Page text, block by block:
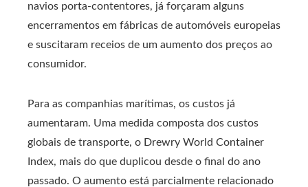
navios porta-contentores, já forçaram alguns
encerramentos em fábricas de automóveis europeias
e suscitaram receios de um aumento dos preços ao
consumidor.
Para as companhias marítimas, os custos já
aumentaram. Uma medida composta dos custos
globais de transporte, o Drewry World Container
Index, mais do que duplicou desde o final do ano
passado. O aumento está parcialmente relacionado